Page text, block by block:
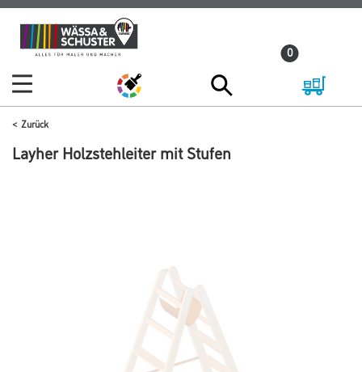
Zum
Inhalt
Zum
Navigationsmenü
0
Zurück
Layher Holzstehleiter mit Stufen